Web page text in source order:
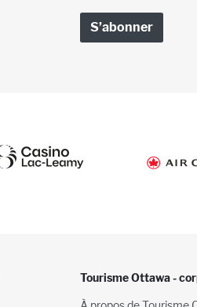
Tourisme Ottawa -